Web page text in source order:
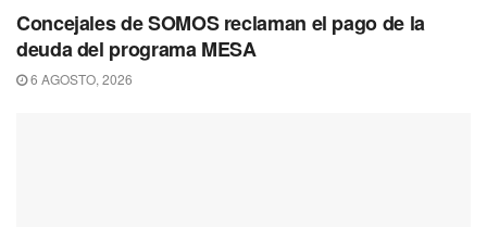
Concejales de SOMOS reclaman el pago de la
deuda del programa MESA
6 AGOSTO, 2026